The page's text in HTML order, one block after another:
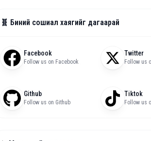
🧬 Биний сошиал хаягийг дагаарай
Facebook
Follow us on Facebook
Twitter
Follow us
Github
Follow us on Github
Tiktok
Follow us